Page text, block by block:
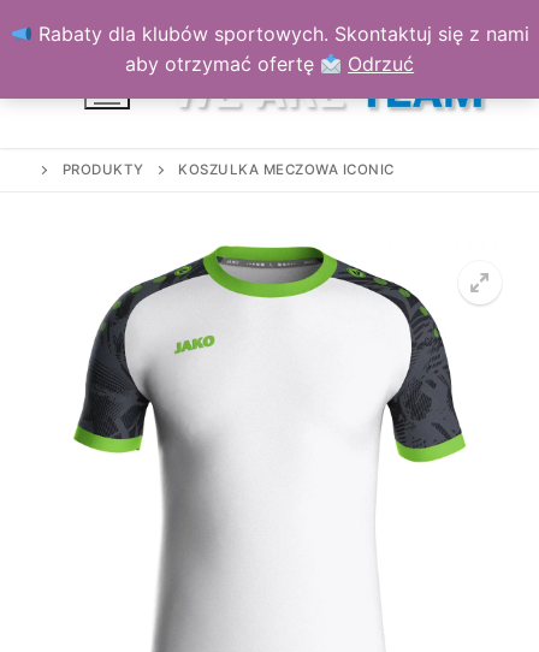
Rabaty dla klubów sportowych. Skontaktuj się z nami
aby otrzymać ofertę
Odrzuć
do
PRODUKTY KOSZULKA MECZOWA ICONIC